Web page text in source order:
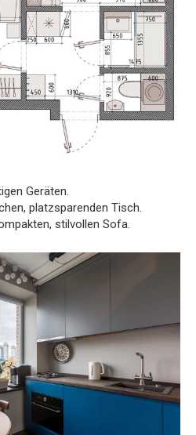
Geräten.
platzsparenden Tisch.
stilvollen Sofa.